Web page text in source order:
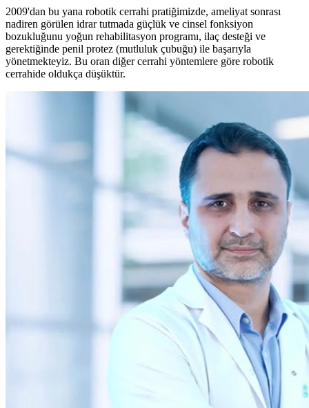
2009'dan bu yana robotik cerrahi pratiğimizde, ameliyat sonrası
nadiren görülen idrar tutmada güçlük ve cinsel fonksiyon
bozukluğunu yoğun rehabilitasyon programı, ilaç desteği ve
gerektiğinde penil protez (mutluluk çubuğu) ile başarıyla
yönetmekteyiz. Bu oran diğer cerrahi yöntemlere göre robotik
cerrahide oldukça düşüktür.